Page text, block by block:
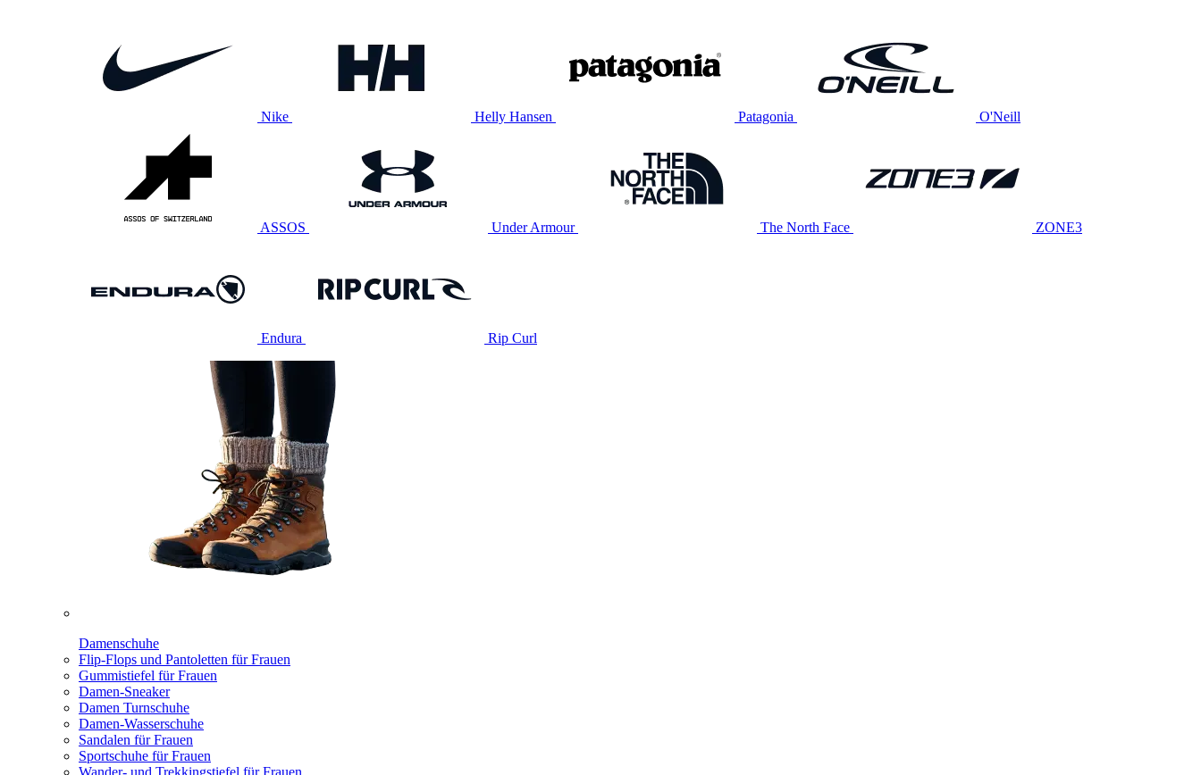
Nike Helly Hansen Patagonia O'Neill
ASSOS Under Armour The North Face ZONE3
Endura Rip Curl
Damenschuhe
Flip-Flops und Pantoletten für Frauen
Gummistiefel für Frauen
Damen-Sneaker
Damen Turnschuhe
Damen-Wasserschuhe
Sandalen für Frauen
Sportschuhe für Frauen
Wander- und Trekkingstiefel für Frauen